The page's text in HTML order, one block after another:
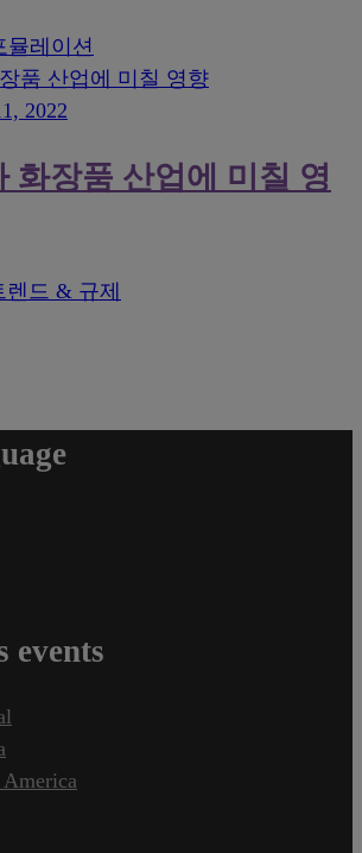
뮬레이션
2022
화장품 산업에 미칠 영
렌드 & 규제
events